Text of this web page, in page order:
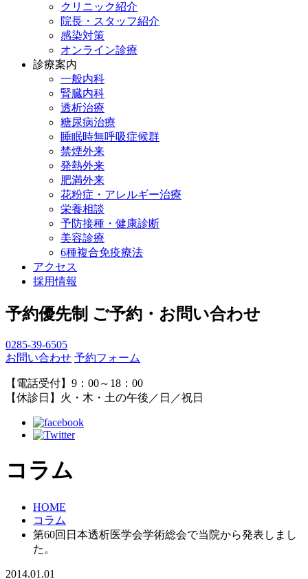
クリニック紹介
院長・スタッフ紹介
感染対策
オンライン診療
診療案内
一般内科
腎臓内科
透析治療
糖尿病治療
睡眠時無呼吸症候群
禁煙外来
発熱外来
肥満外来
花粉症・アレルギー治療
栄養相談
予防接種・健康診断
美容診療
6種複合免疫療法
アクセス
採用情報
予約優先制 ご予約・お問い合わせ
0285-39-6505
お問い合わせ 予約フォーム
【電話受付】9：00～18：00
【休診日】火・木・土の午後／日／祝日
コラム
HOME
コラム
第60回日本透析医学会学術総会で当院から発表しまし
た。
2014.01.01